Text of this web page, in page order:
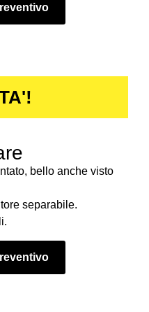
bello anche visto
separabile.